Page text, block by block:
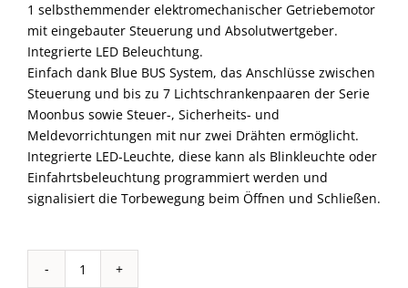
1 selbsthemmender elektromechanischer Getriebemotor
mit eingebauter Steuerung und Absolutwertgeber.
Integrierte LED Beleuchtung.
Einfach dank Blue BUS System, das Anschlüsse zwischen
Steuerung und bis zu 7 Lichtschrankenpaaren der Serie
Moonbus sowie Steuer-, Sicherheits- und
Meldevorrichtungen mit nur zwei Drähten ermöglicht.
Integrierte LED-Leuchte, diese kann als Blinkleuchte oder
Einfahrtsbeleuchtung programmiert werden und
signalisiert die Torbewegung beim Öffnen und Schließen.
SLIGHT